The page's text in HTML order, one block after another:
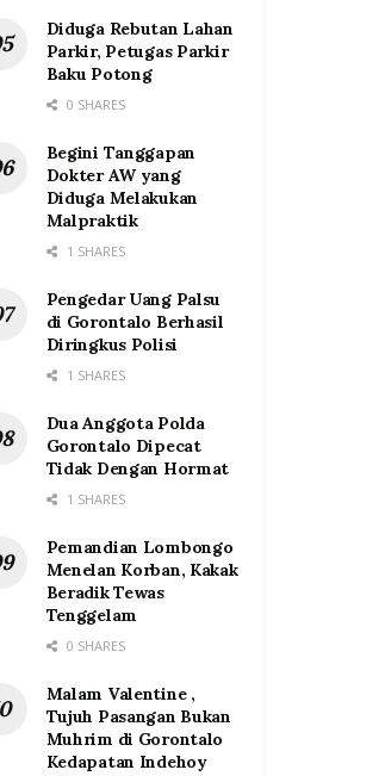
Diduga Rebutan Lahan
Parkir, Petugas Parkir
Baku Potong
0 SHARES
Begini Tanggapan
Dokter AW yang
Diduga Melakukan
Malpraktik
1 SHARES
Pengedar Uang Palsu
di Gorontalo Berhasil
Diringkus Polisi
1 SHARES
Dua Anggota Polda
Gorontalo Dipecat
Tidak Dengan Hormat
1 SHARES
Pemandian Lombongo
Menelan Korban, Kakak
Beradik Tewas
Tenggelam
0 SHARES
Malam Valentine ,
Tujuh Pasangan Bukan
Muhrim di Gorontalo
Kedapatan Indehoy